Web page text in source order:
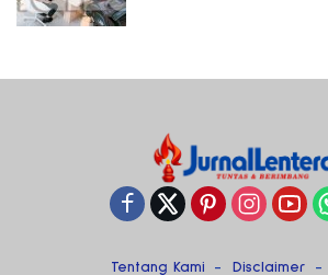
Tentang Kami Disclaimer